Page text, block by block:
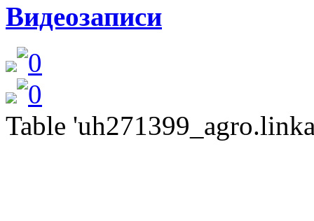
Видеозаписи
Table